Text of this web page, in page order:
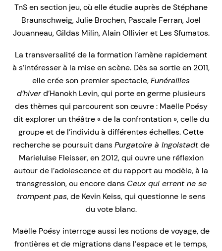
TnS en section jeu, où elle étudie auprès de Stéphane
Braunschweig, Julie Brochen, Pascale Ferran, Joël
Jouanneau, Gildas Milin, Alain Ollivier et Les Sfumatos.
La transversalité de la formation l’amène rapidement
à s’intéresser à la mise en scène. Dès sa sortie en 2011,
elle crée son premier spectacle,Funérailles
d’hiverd’Hanokh Levin, qui porte en germe plusieurs
des thèmes qui parcourent son œuvre : Maëlle Poésy
dit explorer un théâtre « de la confrontation », celle du
groupe et de l’individu à différentes échelles. Cette
recherche se poursuit dansPurgatoire à Ingolstadtde
Marieluise Fleisser, en 2012, qui ouvre une réflexion
autour de l’adolescence et du rapport au modèle, à la
transgression, ou encore dans Ceux qui errent ne se
trompent pas, de Kevin Keiss, qui questionne le sens
du vote blanc.
Maëlle Poésy interroge aussi les notions de voyage, de
frontières et de migrations dans l’espace et le temps,